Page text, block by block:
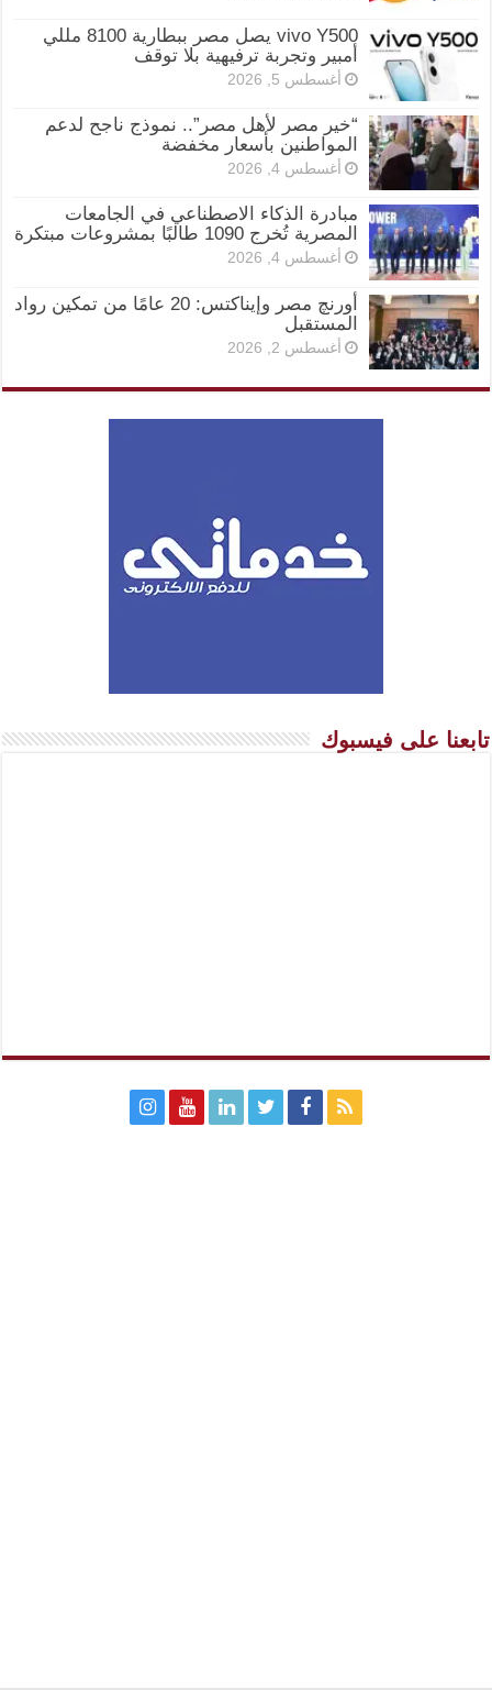
vivo Y500 يصل مصر ببطارية 8100 مللي
أمبير وتجربة ترفيهية بلا توقف
أغسطس 5, 2026
“خير مصر لأهل مصر”.. نموذج ناجح لدعم
المواطنين بأسعار مخفضة
أغسطس 4, 2026
مبادرة الذكاء الاصطناعي في الجامعات
المصرية تُخرج 1090 طالبًا بمشروعات مبتكرة
أغسطس 4, 2026
أورنچ مصر وإيناكتس: 20 عامًا من تمكين رواد
المستقبل
أغسطس 2, 2026
تابعنا على فيسبوك